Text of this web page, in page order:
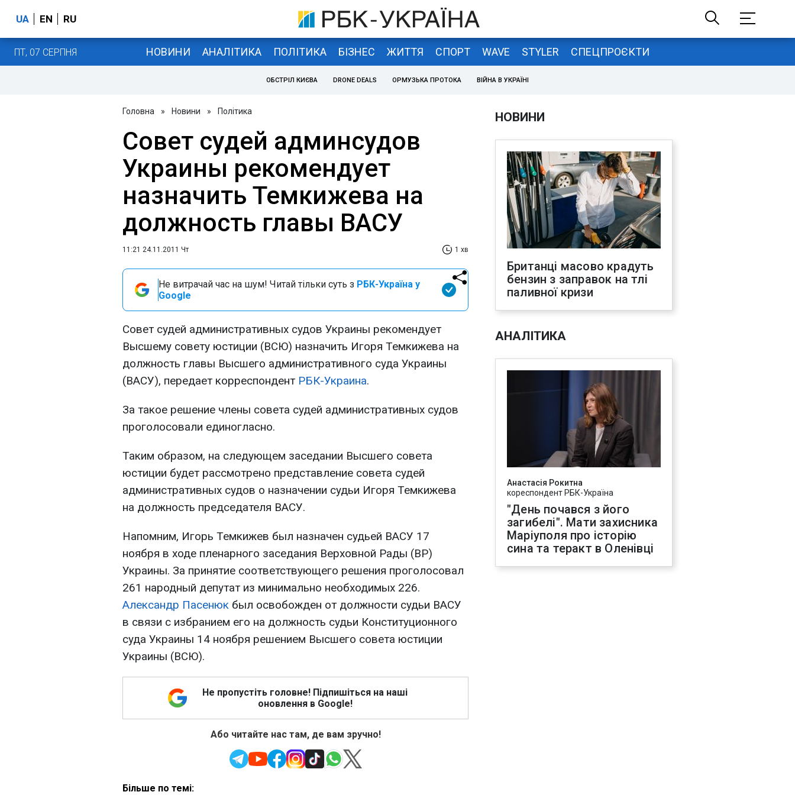
UA EN RU
ПТ, 07 СЕРПНЯ НОВИНИ АНАЛІТИКА ПОЛІТИКА БІЗНЕС ЖИТТЯ СПОРТ WAVE STYLER СПЕЦПРОЄКТИ
ОБСТРІЛ КИЄВА DRONE DEALS ОРМУЗЬКА ПРОТОКА ВІЙНА В УКРАЇНІ
Головна » Новини » Політика
Совет судей админсудов
Украины рекомендует
назначить Темкижева на
должность главы ВАСУ
11:21 24.11.2011 Чт 1 хв
Не витрачай час на шум! Читай тільки суть з РБК-Україна у
Google
Совет судей административных судов Украины рекомендует
Высшему совету юстиции (ВСЮ) назначить Игоря Темкижева на
должность главы Высшего административного суда Украины
(ВАСУ), передает корреспондент РБК-Украина.
За такое решение члены совета судей административных судов
проголосовали единогласно.
Таким образом, на следующем заседании Высшего совета
юстиции будет рассмотрено представление совета судей
административных судов о назначении судьи Игоря Темкижева
на должность председателя ВАСУ.
Напомним, Игорь Темкижев был назначен судьей ВАСУ 17
ноября в ходе пленарного заседания Верховной Рады (ВР)
Украины. За принятие соответствующего решения проголосовал
261 народный депутат из минимально необходимых 226.
Александр Пасенюк был освобожден от должности судьи ВАСУ
в связи с избранием его на должность судьи Конституционного
суда Украины 14 ноября решением Высшего совета юстиции
Украины (ВСЮ).
Не пропустіть головне! Підпишіться на наші
оновлення в Google!
Або читайте нас там, де вам зручно!
Більше по темі:
НОВИНИ
Британці масово крадуть
бензин з заправок на тлі
паливної кризи
АНАЛІТИКА
Анастасія Рокитна
кореспондент РБК-Україна
"День почався з його
загибелі". Мати захисника
Маріуполя про історію
сина та теракт в Оленівці